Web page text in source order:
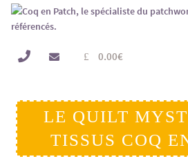
0.00€
LE QUILT
TISSUS COQ